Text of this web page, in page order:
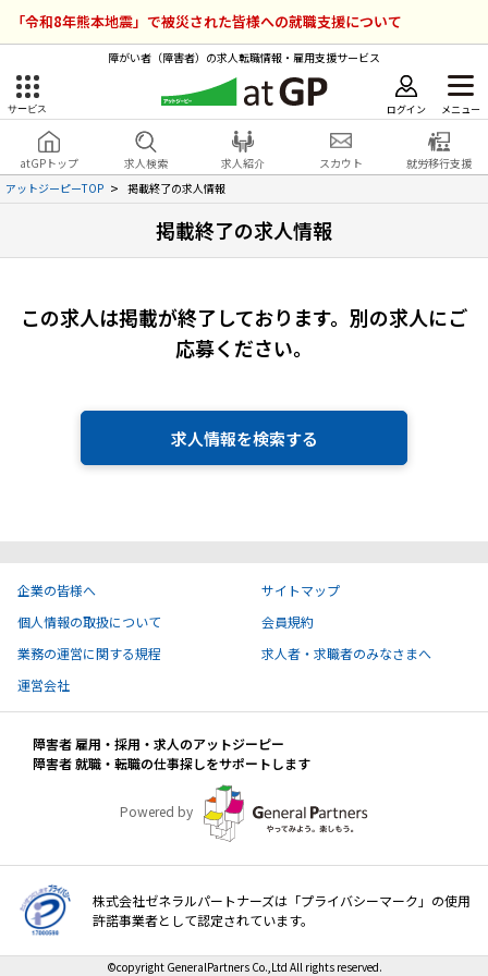
「令和8年熊本地震」で被災された皆様への就職支援について
障がい者（障害者）の求人転職情報・雇用支援サービス
サービス ログイン メニュー
atGPトップ 求人検索 求人紹介 スカウト
就労移行支援
アットジーピーTOP
掲載終了の求人情報
掲載終了の求人情報
この求人は掲載が終了しております。 別の求人にご
応募ください。
求人情報を検索する
企業の皆様へ
サイトマップ
個人情報の取扱について
会員規約
業務の運営に関する規程
求人者・求職者のみなさまへ
運営会社
障害者 雇用・採用・求人のアットジーピー
障害者 就職・転職の仕事探しをサポートします
Powered by
株式会社ゼネラルパートナーズは「プライバシーマーク」の使用
許諾事業者として認定されています。
©copyright GeneralPartners Co.,Ltd All rights reserved.
障害者雇用のアットジーピー
サービスラインナップ
就転職支援サービス
障害のある新卒学生専門の就職エージェントサービス
障害者専門の求人検索・スカウトサービス
障害別専門支援の就労移行支援サービス
ログイン 会員登録 無料
求人を紹介してもらう
スカウトを受ける
就職・転職ノウハウ
お問い合わせ・よくある質問
お問い合わせ
よくある質問
採用をお考えの企業様はこちら
メニューを閉じる